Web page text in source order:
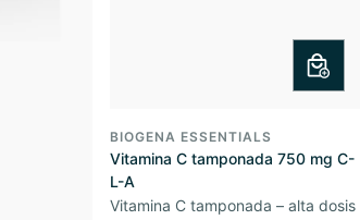
BIOGENA ESSENTIALS
Vitamina C tamponada 750 mg C-
L-A
Vitamina C tamponada – alta dosis